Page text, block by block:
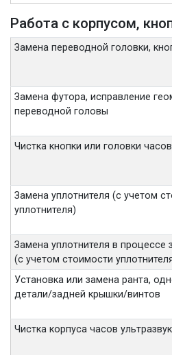
Работа с корпусом,
Замена переводной головки,
Замена футора, исправление
переводной головы
Чистка кнопки или головки часов
Замена уплотнителя (с учетом
уплотнителя)
Замена уплотнителя в процессе
(с учетом стоимости
Установка или замена ранта,
детали/задней крышки/винтов
Чистка корпуса часов